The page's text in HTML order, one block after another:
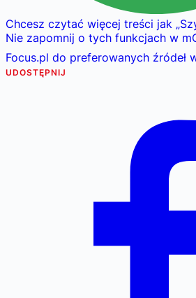
Chcesz czytać więcej treści jak „
Nie zapomnij o tych funkcjach w
Focus.pl do preferowanych źródeł
UDOSTĘPNIJ